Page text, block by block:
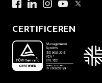
CERTIFICEREN